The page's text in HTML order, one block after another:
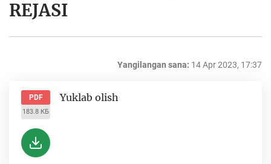
REJАSI
Yangilangan sana: 14 Apr 2023, 17:37
PDF
183.8 КБ
Yuklab olish